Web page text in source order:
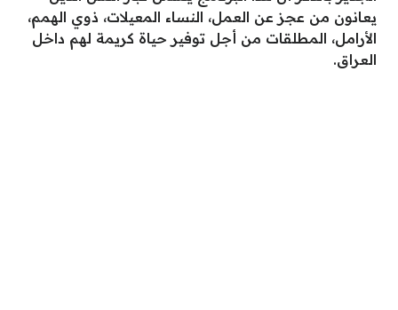
يعانون من عجز عن العمل، النساء المعيلات، ذوي الهمم،
الأرامل، المطلقات من أجل توفير حياة كريمة لهم داخل
العراق.